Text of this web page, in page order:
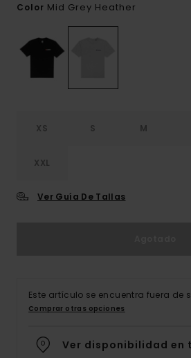
Color Mid Grey Heather
XS S M
XXL
Ver Guía De Tallas
Este artículo se encuentra fuera de
Comprar otras opciones
Ver disponibilidad en